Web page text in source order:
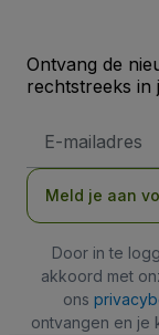
Ontvang de
rechtstreeks in
mailadres
Meld je aan
Door in te
akkoord met
ons
ontvangen en je